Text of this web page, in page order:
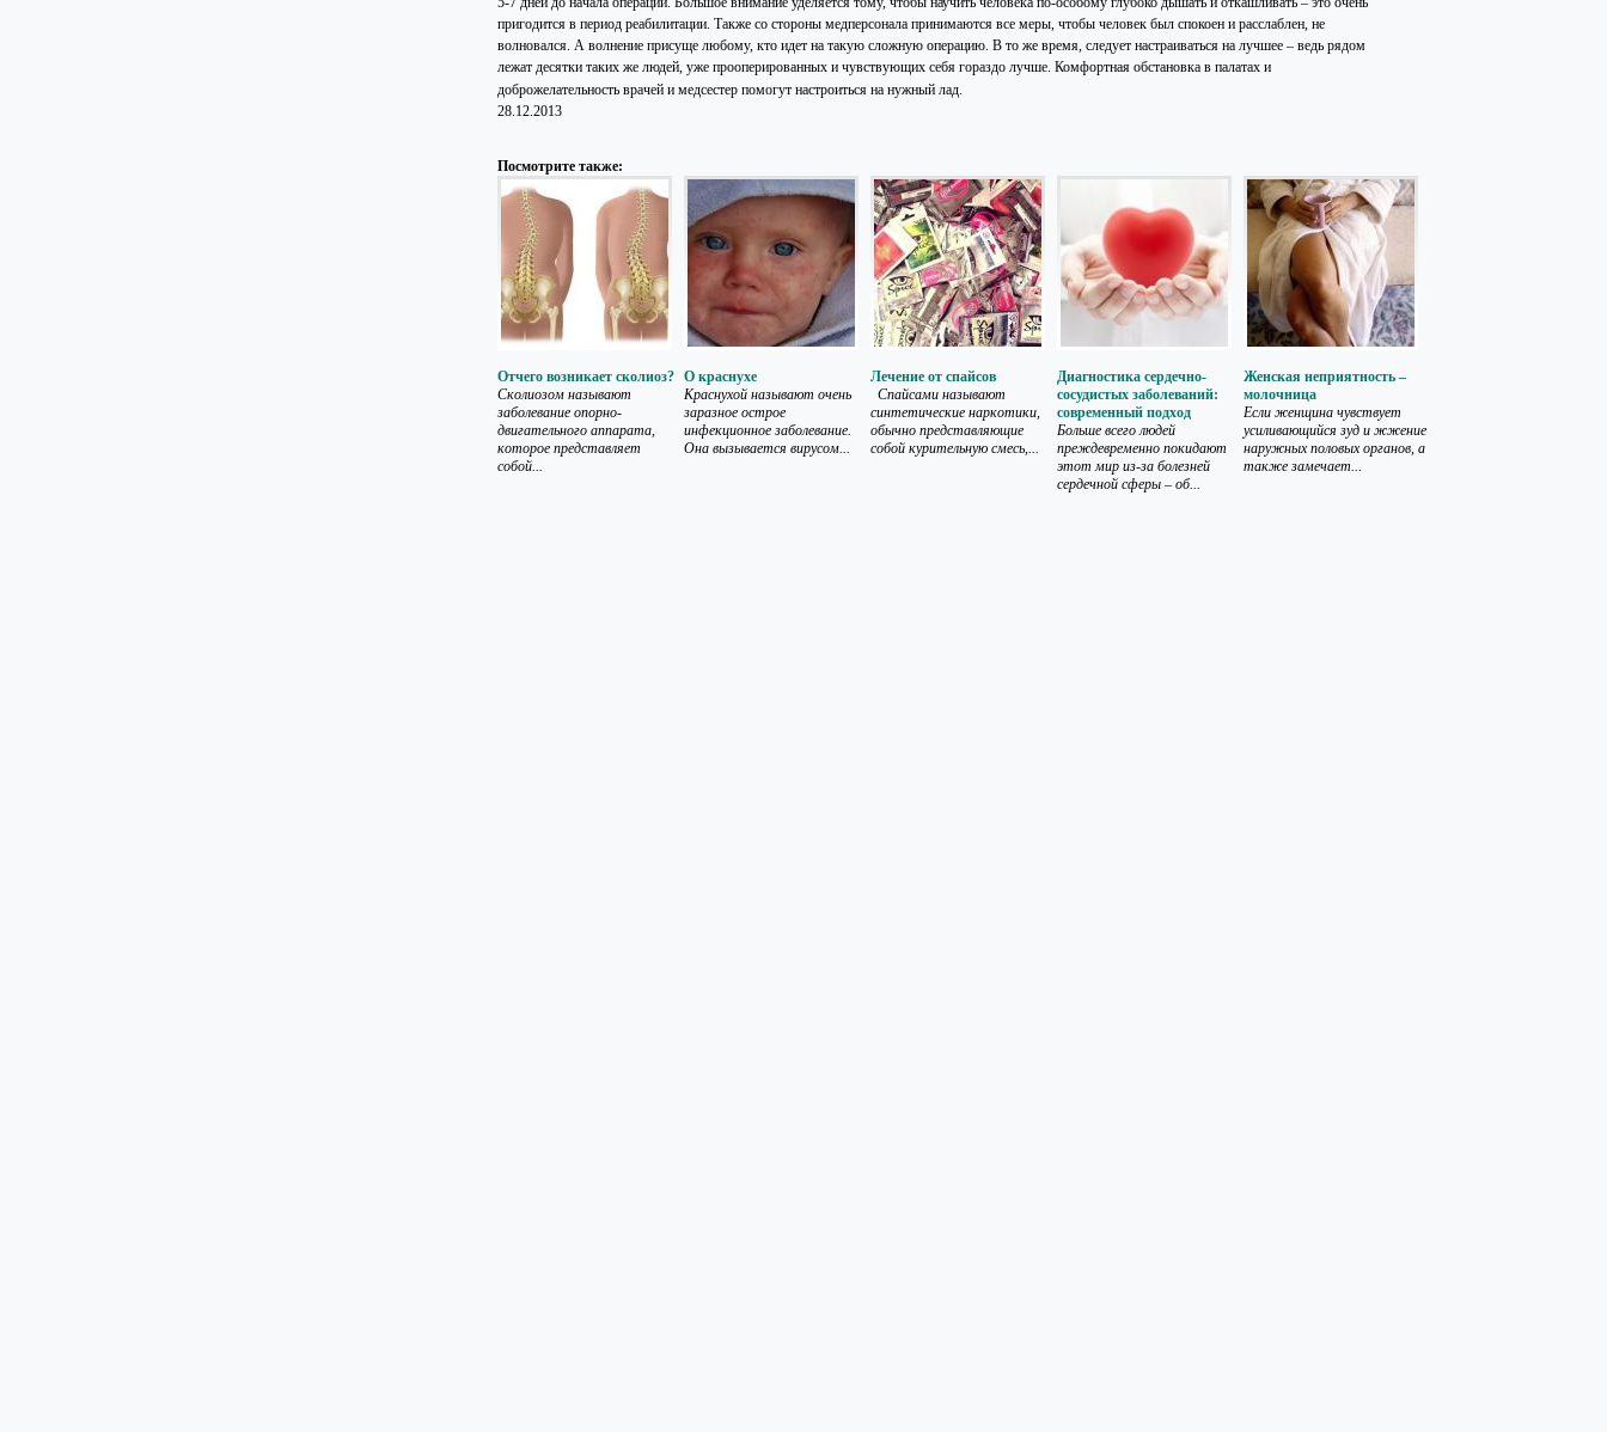
пригодится в период реабилитации. Также со стороны медперсонала принимаются все меры, чтобы человек был спокоен и расслаблен, не
волновался. А волнение присуще любому, кто идет на такую сложную операцию. В то же время, следует настраиваться на лучшее – ведь рядом
лежат десятки таких же людей, уже прооперированных и чувствующих себя гораздо лучше. Комфортная обстановка в палатах и
доброжелательность врачей и медсестер помогут настроиться на нужный лад.
28.12.2013
Посмотрите также:
Отчего возникает сколиоз?
Сколиозом называют
заболевание опорно-
двигательного аппарата,
которое представляет
собой...
О краснухе
Краснухой называют очень
заразное острое
инфекционное заболевание.
Она вызывается вирусом...
Лечение от спайсов
Спайсами называют
синтетические наркотики,
обычно представляющие
собой курительную смесь,...
Диагностика сердечно-
сосудистых заболеваний:
современный подход
Больше всего людей
преждевременно покидают
этот мир из-за болезней
сердечной сферы – об...
Женская неприятность –
молочница
Если женщина чувствует
усиливающийся зуд и жжение
наружных половых органов, а
также замечает...